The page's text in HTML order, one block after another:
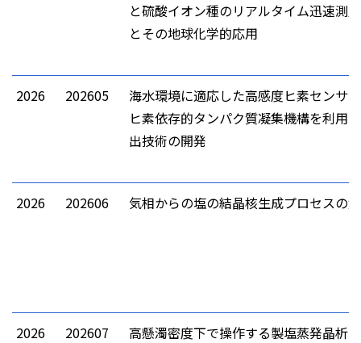
と硫酸イオン種のリアルタイム迅速測
とその地球化学的応用
2026 202605
海水環境に適応した高感度ヒ素センサ
ヒ素依存的タンパク質凝集機構を利用
出技術の開発
2026 202606 気相からの塩の結晶核生成プロセスの
2026 202607
高懸濁密度下で操作する製塩蒸発晶析